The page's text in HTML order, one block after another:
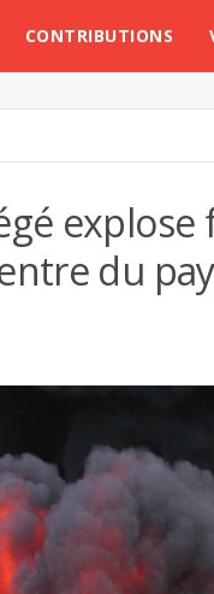
CONTRIBUTIONS
du